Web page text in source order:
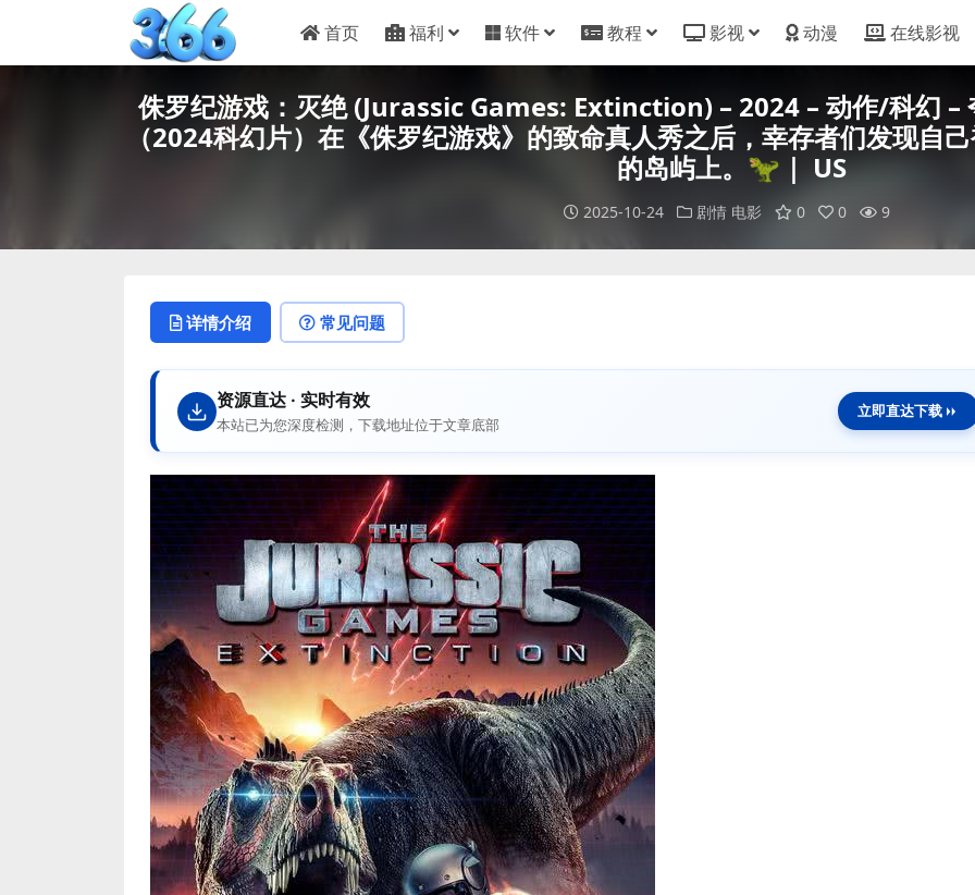
首页 福利 软件 教程 影视 动漫 在线影视
侏罗纪游戏：灭绝 (Jurassic Games: Extinction) – 2024 – 动作/科幻
（2024科幻片）在《侏罗纪游戏》的致命真人秀之后，幸存者们发现自
的岛屿上。🦖｜ US
2025-10-24 剧情 电影 0 0 9
详情介绍 常见问题
资源直达 · 实时有效
本站已为您深度检测，下载地址位于文章底部
立即直达下载